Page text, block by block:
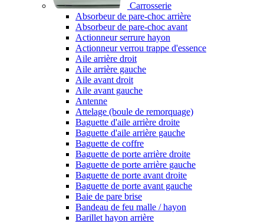
Carrosserie
Absorbeur de pare-choc arrière
Absorbeur de pare-choc avant
Actionneur serrure hayon
Actionneur verrou trappe d'essence
Aile arrière droit
Aile arrière gauche
Aile avant droit
Aile avant gauche
Antenne
Attelage (boule de remorquage)
Baguette d'aile arrière droite
Baguette d'aile arrière gauche
Baguette de coffre
Baguette de porte arrière droite
Baguette de porte arrière gauche
Baguette de porte avant droite
Baguette de porte avant gauche
Baie de pare brise
Bandeau de feu malle / hayon
Barillet hayon arrière